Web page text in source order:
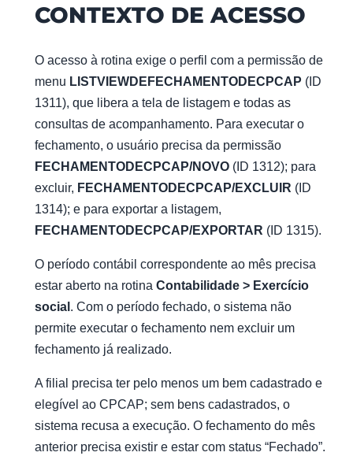
CONTEXTO DE ACESSO
O acesso à rotina exige o perfil com a permissão de
menu LISTVIEWDEFECHAMENTODECPCAP (ID
1311), que libera a tela de listagem e todas as
consultas de acompanhamento. Para executar o
fechamento, o usuário precisa da permissão
FECHAMENTODECPCAP/NOVO (ID 1312); para
excluir, FECHAMENTODECPCAP/EXCLUIR (ID
1314); e para exportar a listagem,
FECHAMENTODECPCAP/EXPORTAR (ID 1315).
O período contábil correspondente ao mês precisa
estar aberto na rotina Contabilidade > Exercício
social . Com o período fechado, o sistema não
permite executar o fechamento nem excluir um
fechamento já realizado.
A filial precisa ter pelo menos um bem cadastrado e
elegível ao CPCAP; sem bens cadastrados, o
sistema recusa a execução. O fechamento do mês
anterior precisa existir e estar com status “Fechado”.